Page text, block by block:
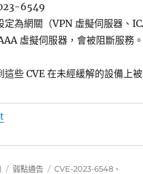
6549
定為網關（VPN 虛擬伺服器、
虛擬伺服器，會被阻斷服務
這些 CVE 在未經緩解的設備上
分
弱點通告
標
CVE-2023-6548 、